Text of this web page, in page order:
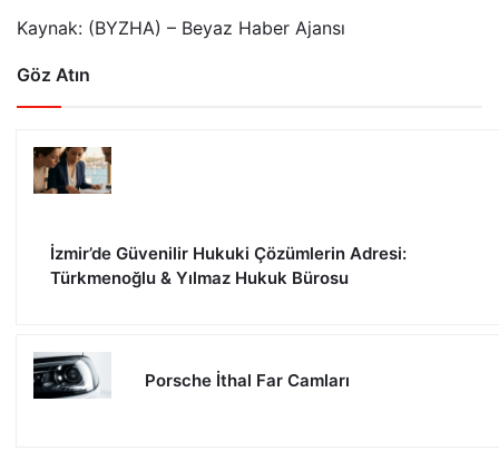
Kaynak: (BYZHA) – Beyaz Haber Ajansı
Göz Atın
İzmir’de Güvenilir Hukuki Çözümlerin Adresi:
Türkmenoğlu & Yılmaz Hukuk Bürosu
Porsche İthal Far Camları